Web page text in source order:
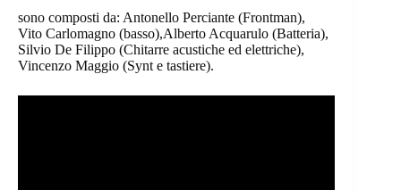
sono composti da: Antonello Perciante (Frontman),
Vito Carlomagno (basso),Alberto Acquarulo (Batteria),
Silvio De Filippo (Chitarre acustiche ed elettriche),
Vincenzo Maggio (Synt e tastiere).